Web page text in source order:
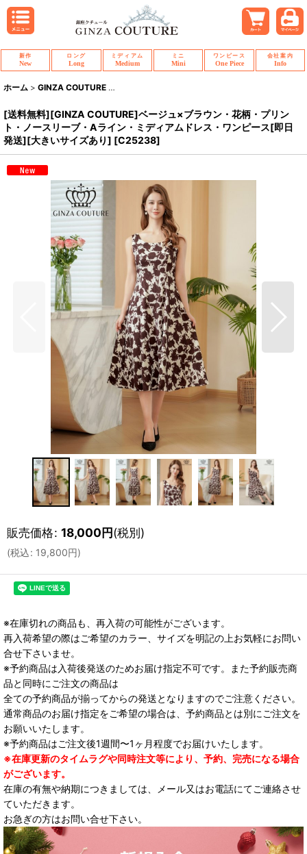
新作
New
ロング
Long
ミディアム
Medium
ミニ
Mini
ワンピース
One Piece
会社案内
Info
ホーム > GINZA COUTURE >
[送料無料][GINZA COUTURE]ベージュ×ブラウン・花柄・プリン
ト・ノースリーブ・Aライン・ミディアムドレス・ワンピース[即日
発送][大きいサイズあり] [C25238]
販売価格: 18,000円(税別)
(税込: 19,800円)
※在庫切れの商品も、再入荷の可能性がございます。
再入荷希望の際はご希望のカラー、サイズを明記の上お気軽にお問い
合せ下さいませ。
※予約商品は入荷後発送のためお届け指定不可です。また予約販売商
品と同時にご注文の商品は
全ての予約商品が揃ってからの発送となりますのでご注意ください。
通常商品のお届け指定をご希望の場合は、予約商品とは別にご注文を
お願いいたします。
※予約商品はご注文後1週間〜1ヶ月程度でお届けいたします。
※在庫更新のタイムラグや同時注文等により、予約、完売になる場合
がございます。
在庫の有無や納期につきましては、メール又はお電話にてご連絡させ
ていただきます。
お急ぎの方はお問い合せ下さい。